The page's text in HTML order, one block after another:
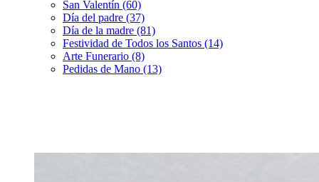
San Valentín (60)
Día del padre (37)
Día de la madre (81)
Festividad de Todos los Santos (14)
Arte Funerario (8)
Pedidas de Mano (13)